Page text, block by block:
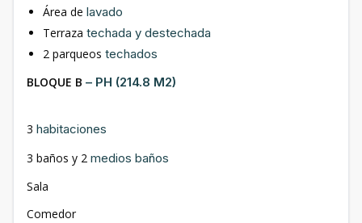
Área de lavado
Terraza techada y destechada
2 parqueos techados
BLOQUE B – PH (214.8 M2)
3 habitaciones
3 baños y 2 medios baños
Sala
Comedor